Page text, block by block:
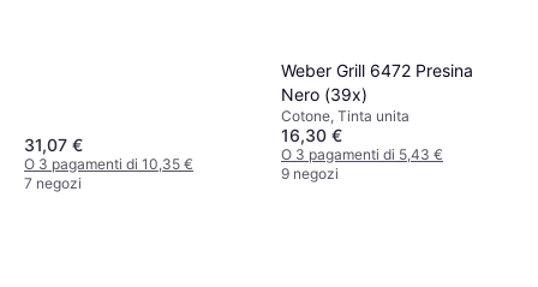
31,07 €
O 3 pagamenti di 10,35 €
7 negozi
Weber Grill 6472 Presina
Nero (39x)
Cotone, Tinta unita
16,30 €
O 3 pagamenti di 5,43 €
9 negozi